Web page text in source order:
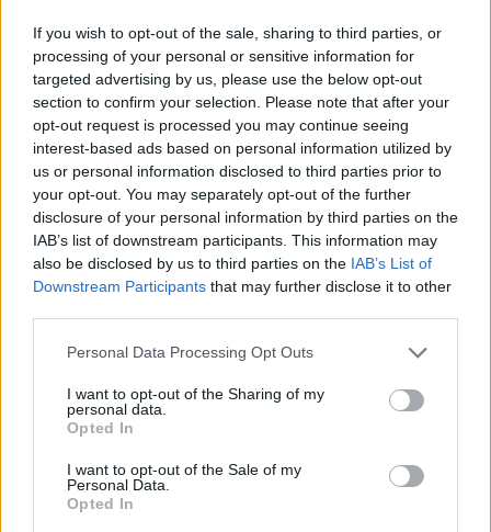
If you wish to opt-out of the sale, sharing to third parties, or
processing of your personal or sensitive information for
targeted advertising by us, please use the below opt-out
section to confirm your selection. Please note that after your
opt-out request is processed you may continue seeing
interest-based ads based on personal information utilized by
us or personal information disclosed to third parties prior to
your opt-out. You may separately opt-out of the further
disclosure of your personal information by third parties on the
IAB’s list of downstream participants. This information may
also be disclosed by us to third parties on the IAB’s List of
Downstream Participants that may further disclose it to other
Personal Data Processing Opt Outs
I want to opt-out of the Sharing of my
personal data.
Opted In
I want to opt-out of the Sale of my
Personal Data.
Opted In
kezdtek igazán szállingózni. Laura cipője kiállta a próbát,
nem törte fel, nem nyomta. Ránézett az órájára, és látta,
hogy fél óra és végez. Az a nap már nem tartogatott
számára ajándékot Balázstól. Igaz, Oliver sajtot hozott
neki, ami azért is csodás volt, mert a fiú gondolt rá, és
azért is, mert iszonyúan ízlett neki.
A pult mögött állva, figyelve a sietős vásárlókat, Laura
gondolatai Lucához tértek vissza. Elhatározta, hogy
mihelyt végez, felhívja és megkéri, beszélgessenek, mert
ez nem lesz könnyű, de meg kellett próbálnia.
És ekkor megtörtént a legrosszabb, ami történhetett
Andi egy tálcával egyensúlyozott el mellette, amelyen